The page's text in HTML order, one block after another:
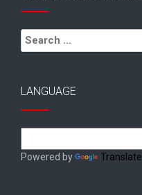
Search
for:
LANGUAGE
Powered by Translate